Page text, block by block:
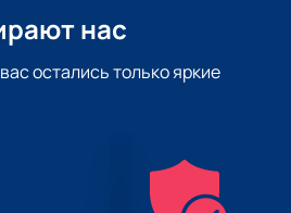
нас
остались только яркие